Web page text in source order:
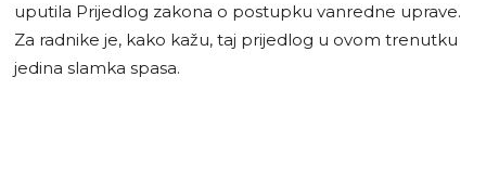
uputila Prijedlog zakona o postupku vanredne uprave.
Za radnike je, kako kažu, taj prijedlog u ovom trenutku
jedina slamka spasa.